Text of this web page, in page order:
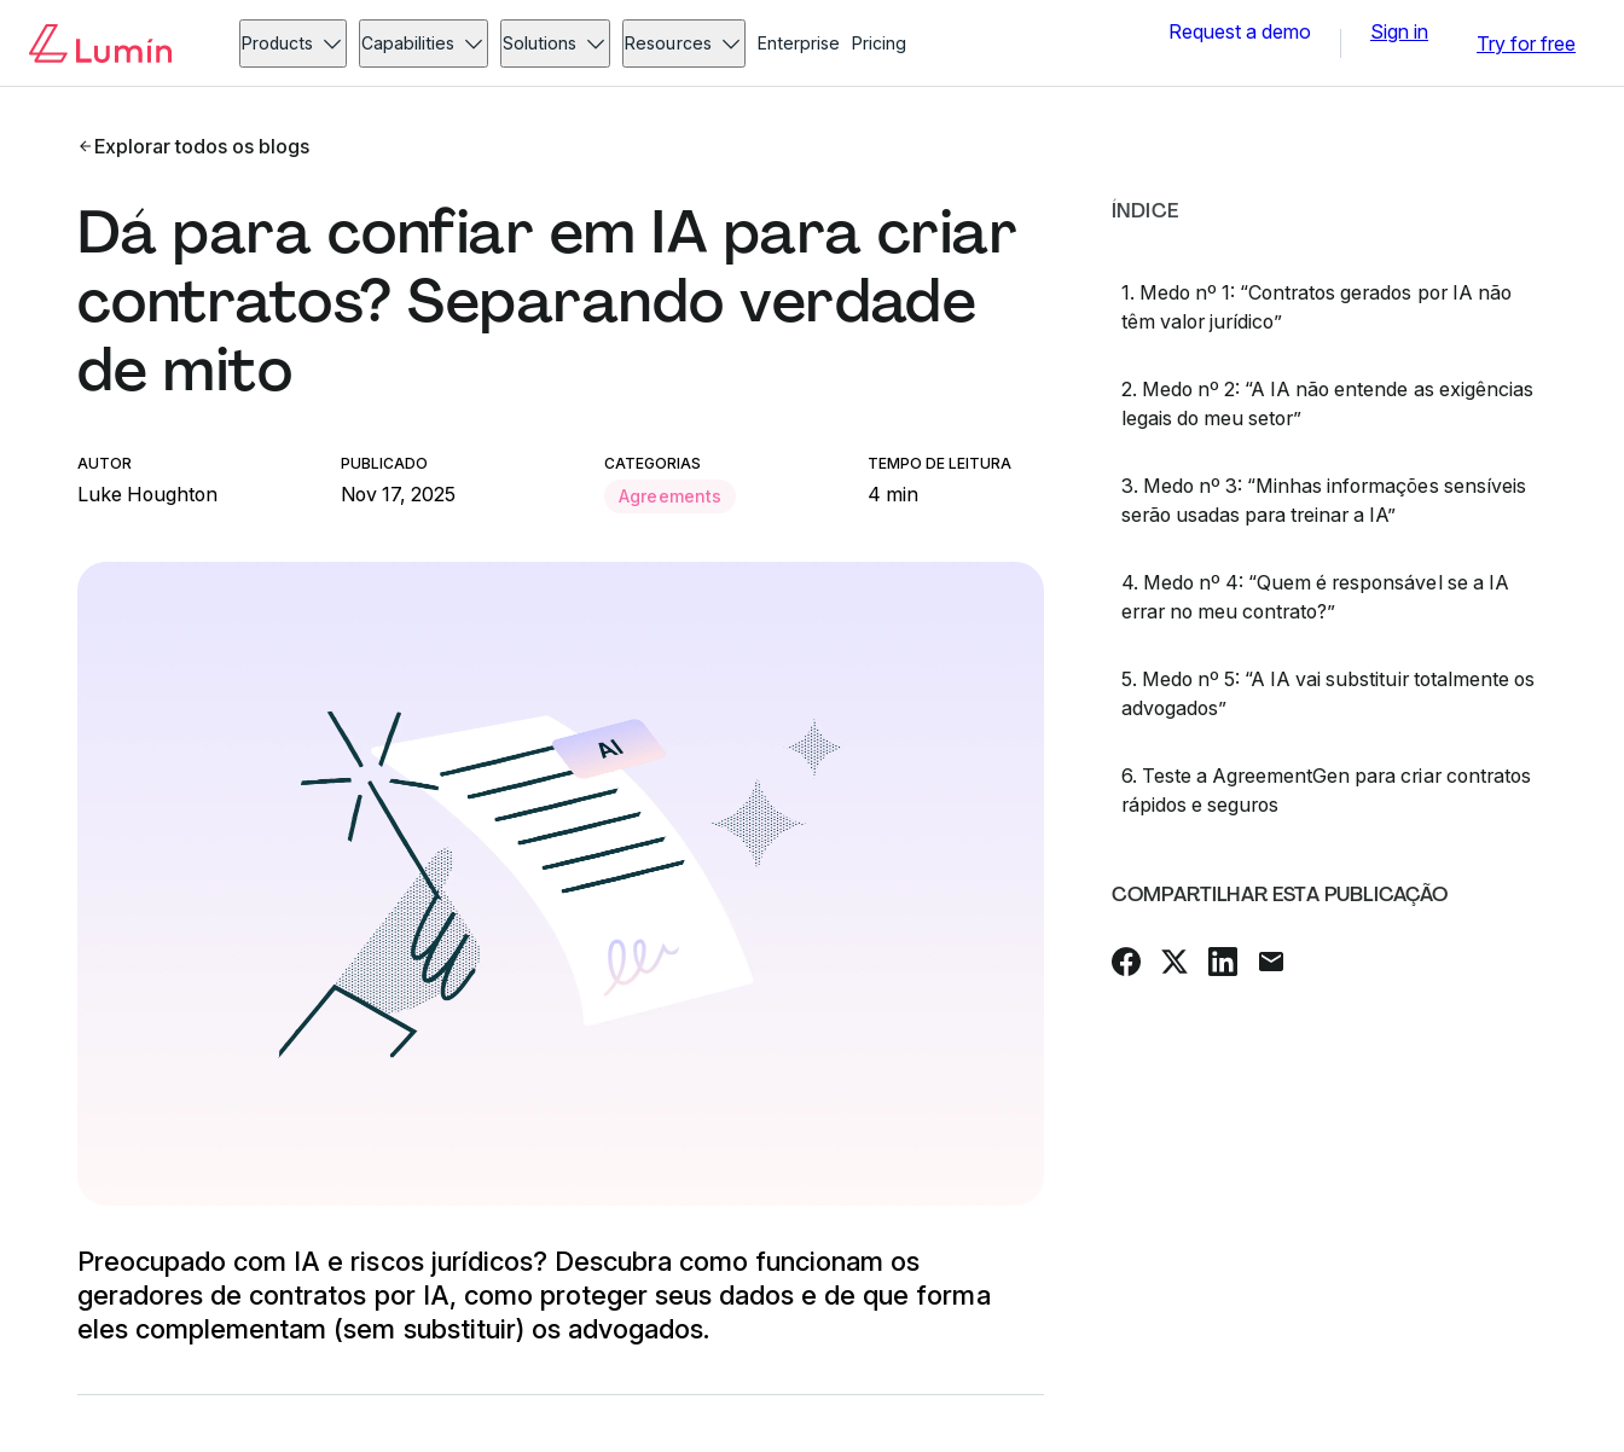
Products Capabilities Solutions Resources Enterprise Pricing Request a demo Sign in Try for free
Explorar todos os blogs
Dá para confiar em IA para criar
contratos? Separando verdade
de mito
AUTOR
Luke Houghton
PUBLICADO
Nov 17, 2025
CATEGORIAS
Agreements
TEMPO DE LEITURA
4 min
Preocupado com IA e riscos jurídicos? Descubra como funcionam os
geradores de contratos por IA, como proteger seus dados e de que forma
eles complementam (sem substituir) os advogados.
ÍNDICE
1. Medo nº 1: “Contratos gerados por IA não
têm valor jurídico”
2. Medo nº 2: “A IA não entende as exigências
legais do meu setor”
3. Medo nº 3: “Minhas informações sensíveis
serão usadas para treinar a IA”
4. Medo nº 4: “Quem é responsável se a IA
errar no meu contrato?”
5. Medo nº 5: “A IA vai substituir totalmente os
advogados”
6. Teste a AgreementGen para criar contratos
rápidos e seguros
COMPARTILHAR ESTA PUBLICAÇÃO